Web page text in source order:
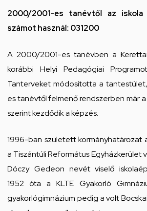
2000/2001-es tanévtől az iskola
számot használ: 031200
A 2000/2001-es tanévben a
korábbi Helyi Pedagógiai
Tanterveket módosította a
es tanévtől felmenő rendszerben már
szerint kezdődik a képzés.
1996-ban született kormányhatározat
a Tiszántúli Református Egyházkerület
Dóczy Gedeon nevét viselő
1952 óta a KLTE Gyakorló
gyakorlógimnázium pedig a volt